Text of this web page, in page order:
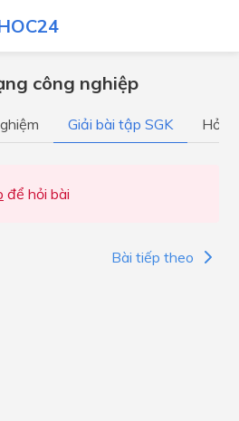
công nghiệp
Giải bài tập SGK Hỏi
để hỏi bài
Bài tiếp theo